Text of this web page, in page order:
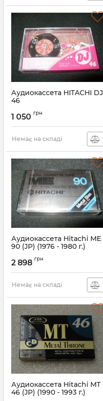
Аудиокассета HITACHI DJ
46
1 050 грн
Немає на складі
Аудиокассета Hitachi ME
90 (JP) (1976 - 1980 г.)
2 898 грн
Немає на складі
Аудиокассета Hitachi MT
46 (JP) (1990 - 1993 г.)